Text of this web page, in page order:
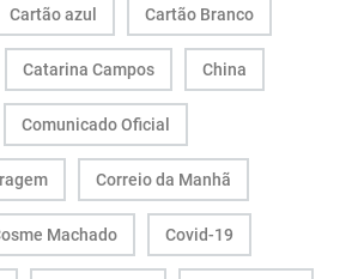
Cartão azul Cartão Branco
Catarina Campos China
Comunicado Oficial
Correio da Manhã
Machado Covid-19